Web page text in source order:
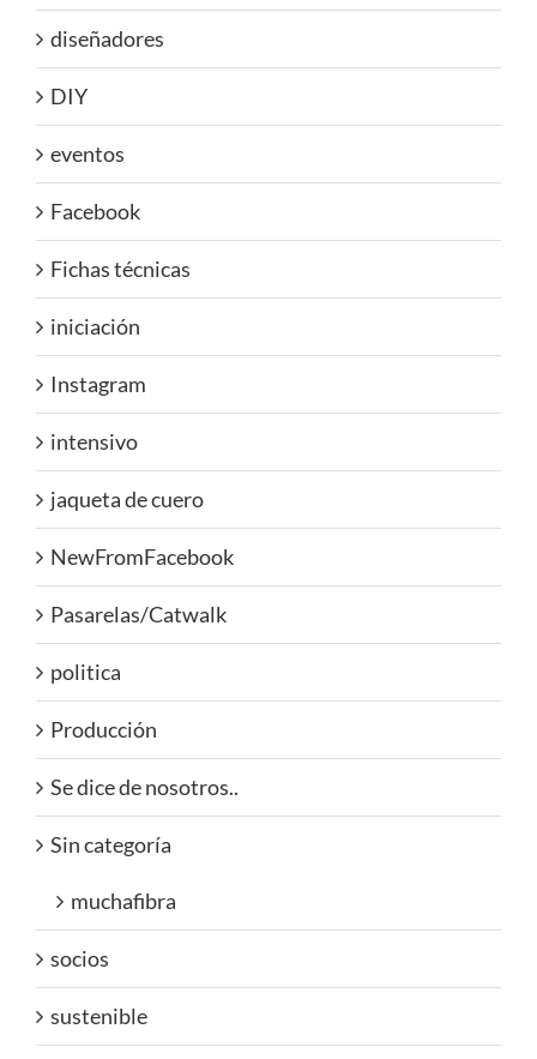
diseñadores
DIY
eventos
Facebook
Fichas técnicas
iniciación
Instagram
intensivo
jaqueta de cuero
NewFromFacebook
Pasarelas/Catwalk
politica
Producción
Se dice de nosotros..
Sin categoría
muchafibra
socios
sustenible